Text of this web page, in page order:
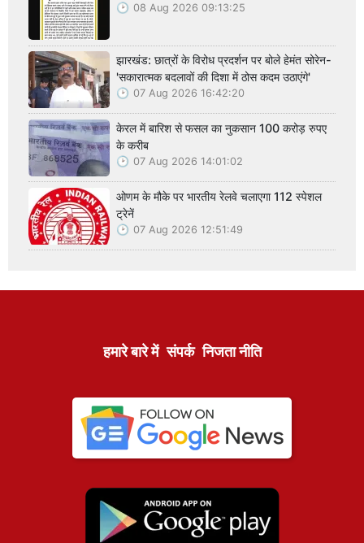
08 Aug 2026 09:13:25
झारखंड: छात्रों के विरोध प्रदर्शन पर बोले हेमंत सोरेन-
'सकारात्मक बदलावों की दिशा में ठोस कदम उठाएंगे'
07 Aug 2026 16:42:20
केरल में बारिश से फसल का नुकसान 100 करोड़ रुपए
के करीब
07 Aug 2026 14:01:02
ओणम के मौके पर भारतीय रेलवे चलाएगा 112 स्पेशल
ट्रेनें
07 Aug 2026 12:51:49
हमारे बारे में संपर्क निजता नीति